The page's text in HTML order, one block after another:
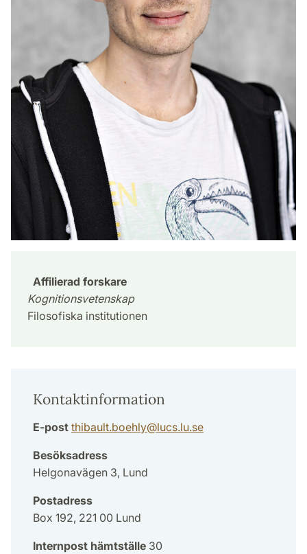
Affilierad forskare
Kognitionsvetenskap
Filosofiska institutionen
Kontaktinformation
E-post thibault.boehly@lucs.lu.se
Besöksadress
Helgonavägen 3, Lund
Postadress
Box 192, 221 00 Lund
Internpost hämtställe 30